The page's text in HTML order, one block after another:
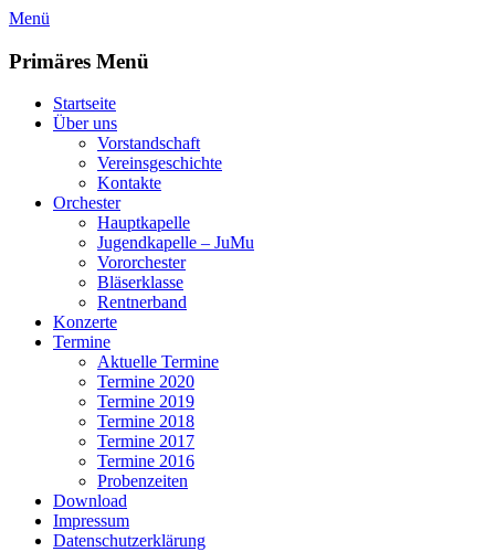
Zum
springen
Menü
Primäres Menü
Startseite
Über uns
Vorstandschaft
Vereinsgeschichte
Kontakte
Orchester
Hauptkapelle
Jugendkapelle – JuMu
Vororchester
Bläserklasse
Rentnerband
Konzerte
Termine
Aktuelle Termine
Termine 2020
Termine 2019
Termine 2018
Termine 2017
Termine 2016
Probenzeiten
Download
Impressum
Datenschutzerklärung